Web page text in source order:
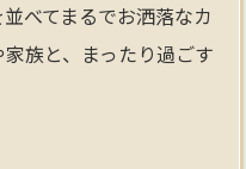
べてまるでお洒落なカ
族と、まったり過ごす